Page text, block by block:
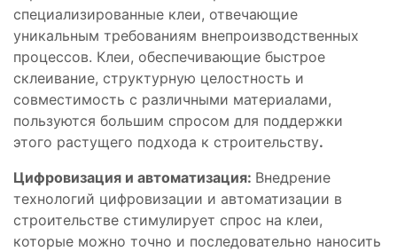
специализированные клеи, отвечающие
уникальным требованиям внепроизводственных
процессов. Клеи, обеспечивающие быстрое
склеивание, структурную целостность и
совместимость с различными материалами,
пользуются большим спросом для поддержки
этого растущего подхода к строительству.
Цифровизация и автоматизация: Внедрение
технологий цифровизации и автоматизации в
строительстве стимулирует спрос на клеи,
которые можно точно и последовательно наносить